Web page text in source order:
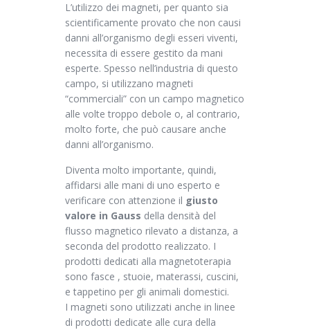
L’utilizzo dei magneti, per quanto sia
scientificamente provato che non causi
danni all’organismo degli esseri viventi,
necessita di essere gestito da mani
esperte. Spesso nell’industria di questo
campo, si utilizzano magneti
“commerciali” con un campo magnetico
alle volte troppo debole o, al contrario,
molto forte, che può causare anche
danni all’organismo.
Diventa molto importante, quindi,
affidarsi alle mani di uno esperto e
verificare con attenzione il giusto
valore in Gauss della densità del
flusso magnetico rilevato a distanza, a
seconda del prodotto realizzato. I
prodotti dedicati alla magnetoterapia
sono fasce , stuoie, materassi, cuscini,
e tappetino per gli animali domestici.
I magneti sono utilizzati anche in linee
di prodotti dedicate alle cura della